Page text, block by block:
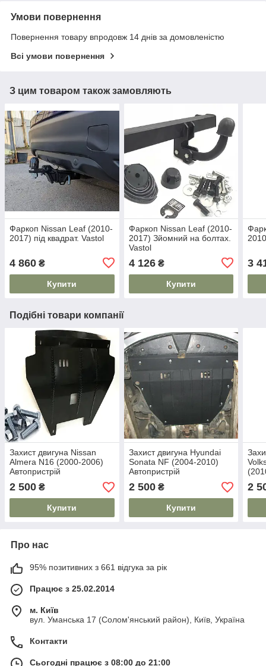
Умови повернення
Повернення товару впродовж 14 днів за домовленістю
Всі умови повернення
З цим товаром також замовляють
Фаркоп Nissan Leaf (2010-
2017) під квадрат. Vastol
4 860 ₴
Купити
Фаркоп Nissan Leaf (2010-
2017) Зйомний на болтах.
Vastol
4 126₴
Купити
3
Подібні товари компанії
Захист двигуна Nissan
Almera N16 (2000-2006)
Автопристрій
2 500 ₴
Купити
Захист двигуна Hyundai
Sonata NF (2004-2010)
Автопристрій
2 500₴
Купити
2
Про нас
95% позитивних з 661 відгука за рік
Працює з 25.02.2014
м. Київ
вул. Уманська 17 (Солом'янський район), Київ, Україна
Контакти
Сьогодні працює з 08:00 до 21:00